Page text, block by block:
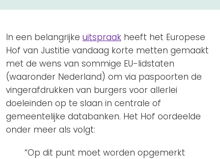
Privacy Coalitie
PSD2-me-niet
SpecifiekeToestemming.nl
Kom in actie
Contact
Privacybeleid
ANBI Status
Playlist
In een belangrijke uitspraak heeft het Europese
Hof van Justitie vandaag korte metten gemaakt
met de wens van sommige EU-lidstaten
(waaronder Nederland) om via paspoorten de
vingerafdrukken van burgers voor allerlei
doeleinden op te slaan in centrale of
gemeentelijke databanken. Het Hof oordeelde
onder meer als volgt:
“Op dit punt moet worden opgemerkt